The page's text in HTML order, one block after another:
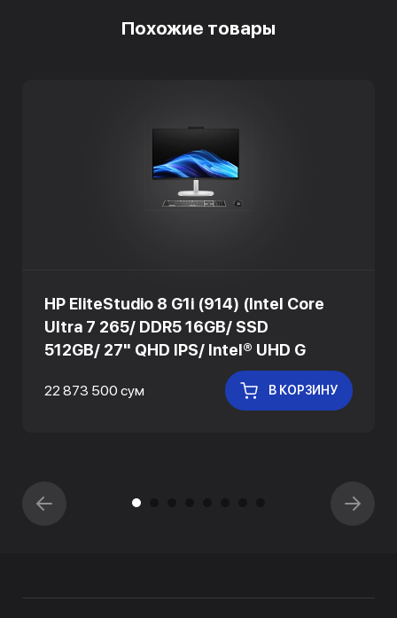
Похожие товары
HP EliteStudio 8 G1i (914) (Intel Core
Ultra 7 265/ DDR5 16GB/ SSD
512GB/ 27" QHD IPS/ Intel® UHD G
22 873 500 сум В КОРЗИНУ